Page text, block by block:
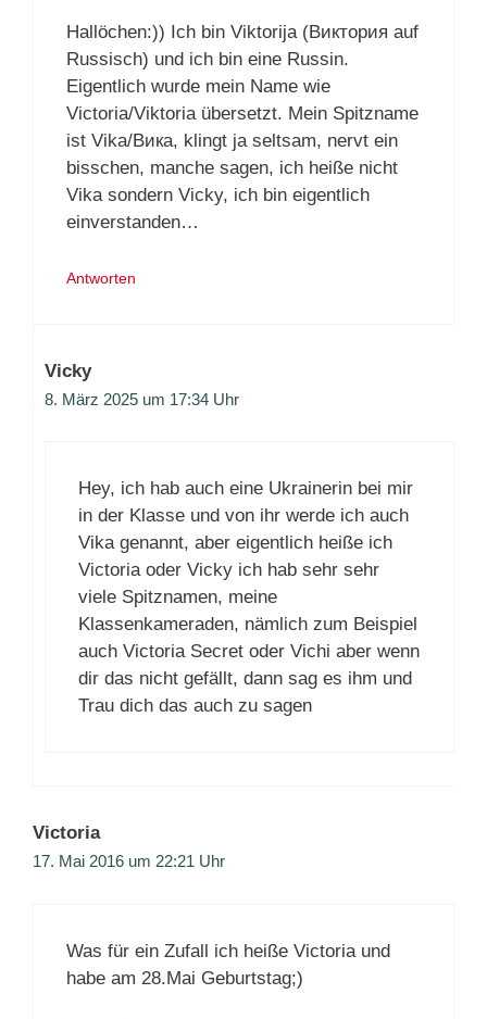
Hallöchen:)) Ich bin Viktorija (Виктория auf
Russisch) und ich bin eine Russin.
Eigentlich wurde mein Name wie
Victoria/Viktoria übersetzt. Mein Spitzname
ist Vika/Вика, klingt ja seltsam, nervt ein
bisschen, manche sagen, ich heiße nicht
Vika sondern Vicky, ich bin eigentlich
einverstanden…
Antworten
Vicky
8. März 2025 um 17:34 Uhr
Hey, ich hab auch eine Ukrainerin bei mir
in der Klasse und von ihr werde ich auch
Vika genannt, aber eigentlich heiße ich
Victoria oder Vicky ich hab sehr sehr
viele Spitznamen, meine
Klassenkameraden, nämlich zum Beispiel
auch Victoria Secret oder Vichi aber wenn
dir das nicht gefällt, dann sag es ihm und
Trau dich das auch zu sagen
Victoria
17. Mai 2016 um 22:21 Uhr
Was für ein Zufall ich heiße Victoria und
habe am 28.Mai Geburtstag;)